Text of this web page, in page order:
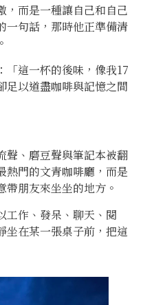
，而是一種讓自己和自己
一句話，那時他正準備清
「這一杯的後味，像我17
足以道盡咖啡與記憶之間
聲、磨豆聲與筆記本被翻
熱門的文青咖啡廳，而是
朋友來坐坐的地方。
工作、發呆、聊天、閱
坐在某一張桌子前，把這